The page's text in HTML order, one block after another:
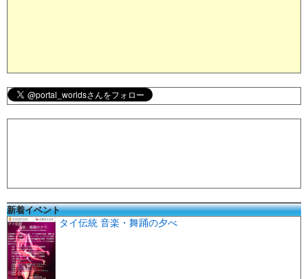
新着イベント
タイ伝統 音楽・舞踊の夕べ